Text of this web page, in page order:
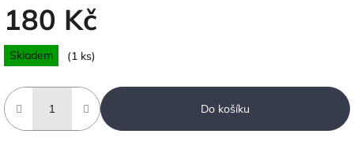
180 Kč
Měrná
cena:
Skladem (1 ks)
Do košíku